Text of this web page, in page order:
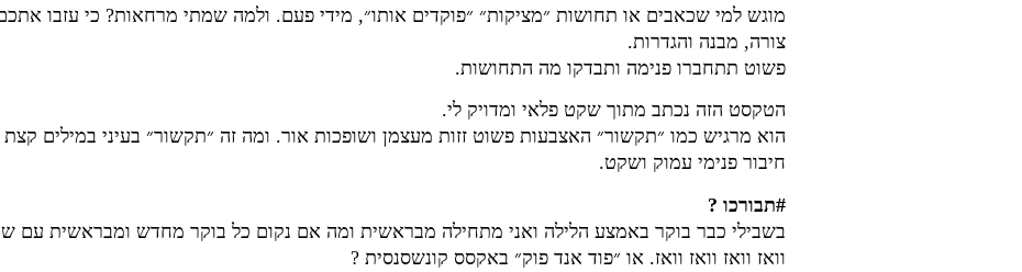
מוגש למי שכאבים או תחושות ״מציקות״ ״פוקדים אותו״, מידי פעם. ולמה שמתי מרחאות? כי עזבו
צורה, מבנה והגדרות.
פשוט תתחברו פנימה ותבדקו מה התחושות.
הטקסט הזה נכתב מתוך שקט פלאי ומדויק לי.
הוא מרגיש כמו ״תקשור״ האצבעות פשוט זזות מעצמן ושופכות אור. ומה זה ״תקשור״ בעיני במילים קצת
חיבור פנימי עמוק ושקט.
#תבורכו ?
בשבילי כבר בוקר באמצע הלילה ואני מתחילה מבראשית ומה אם נקום כל בוקר מחדש ומבראשית עם
וואז וואז וואז וואז. או ״פוד אנד פוק״ באקסס קונשסנסית ?